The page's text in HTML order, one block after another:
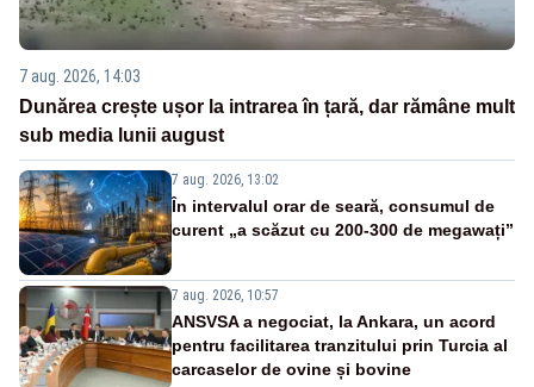
7 aug. 2026, 14:03
Dunărea crește ușor la intrarea în țară, dar rămâne mult
sub media lunii august
7 aug. 2026, 13:02
În intervalul orar de seară, consumul de
curent „a scăzut cu 200-300 de megawați”
7 aug. 2026, 10:57
ANSVSA a negociat, la Ankara, un acord
pentru facilitarea tranzitului prin Turcia al
carcaselor de ovine și bovine